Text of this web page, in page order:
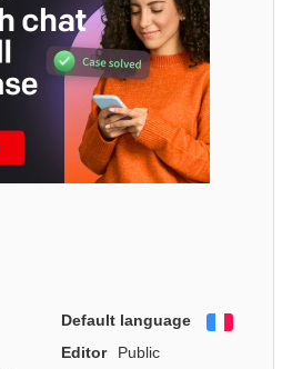
Default language
Editor
Public